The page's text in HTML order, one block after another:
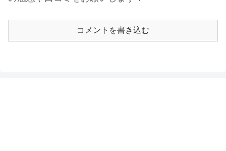
コメントを書き込む